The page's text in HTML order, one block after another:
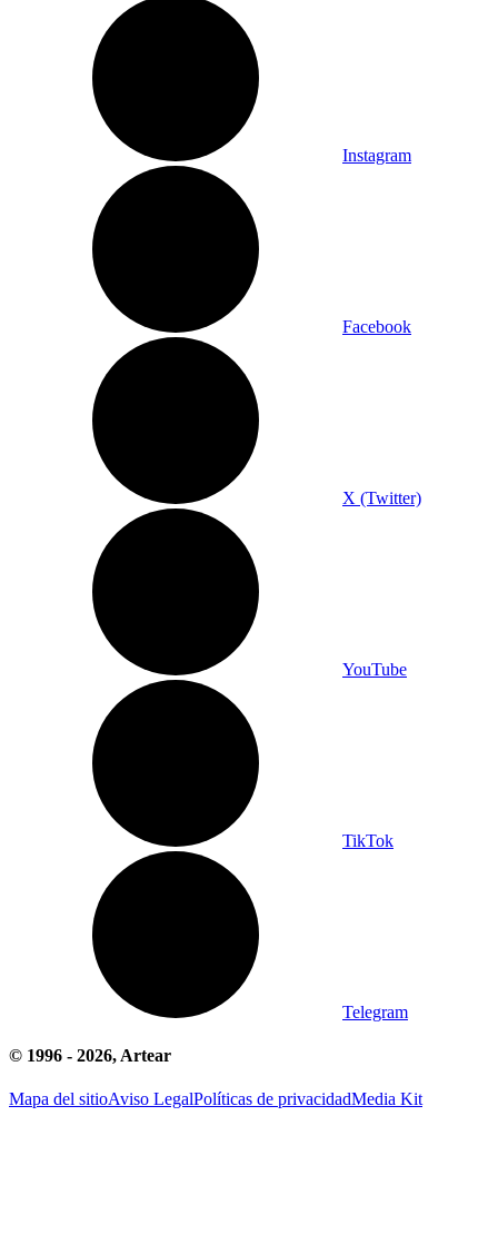
Instagram
Facebook
X (Twitter)
YouTube
TikTok
Telegram
© 1996 - 2026, Artear
Mapa del sitioAviso LegalPolíticas de privacidadMedia Kit